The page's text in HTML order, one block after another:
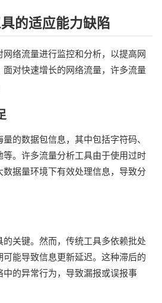
的适应能力缺陷
络流量进行监控和分析，以提高网
对快速增长的网络流量，许多流量
的数据包信息，其中包括字符码、
。许多流量分析工具由于使用过时
据量环境下有效处理信息，导致分
关键。然而，传统工具多依赖批处
能导致信息更新延迟。这种滞后的
的异常行为，导致漏报或误报事